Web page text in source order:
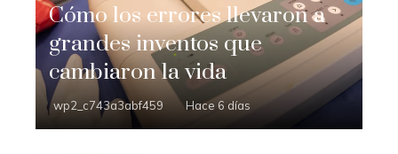
Cómo los errores llevaron a
grandes inventos que
cambiaron la vida
wp2_c743a3abf459 Hace 6 días